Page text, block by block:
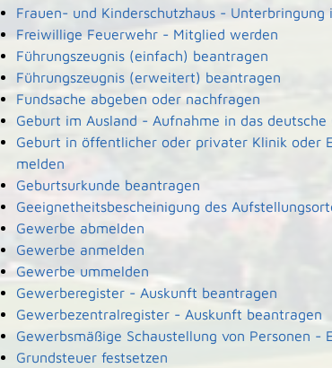
Frauen- und Kinderschutzhaus - Unterbringung
Freiwillige Feuerwehr - Mitglied werden
Führungszeugnis (einfach) beantragen
Führungszeugnis (erweitert) beantragen
Fundsache abgeben oder nachfragen
Geburt im Ausland - Aufnahme in das
Geburt in öffentlicher oder privater Klinik oder
melden
Geburtsurkunde beantragen
Geeignetheitsbescheinigung des
Gewerbe abmelden
Gewerbe anmelden
Gewerbe ummelden
Gewerberegister - Auskunft beantragen
Gewerbezentralregister - Auskunft beantragen
Gewerbsmäßige Schaustellung von Personen -
Grundsteuer festsetzen